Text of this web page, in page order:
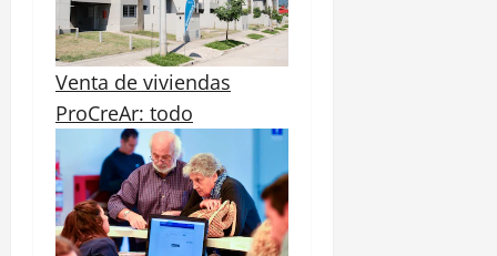
Venta de viviendas
ProCreAr: todo